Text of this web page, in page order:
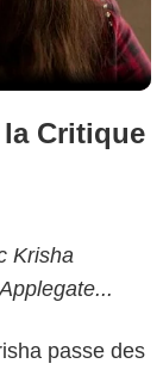
Critique
Krisha
passe des